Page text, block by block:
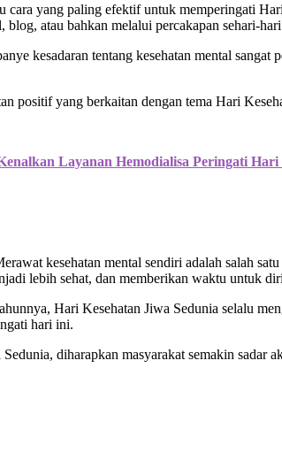
cara yang paling efektif untuk memperingati
blog, atau bahkan melalui percakapan sehari-
kesadaran tentang kesehatan mental
positif yang berkaitan dengan tema Hari
Layanan Hemodialisa Peringati Hari
kesehatan mental sendiri adalah salah
lebih sehat, dan memberikan waktu untuk
Hari Kesehatan Jiwa Sedunia selalu
hari ini.
diharapkan masyarakat semakin sadar